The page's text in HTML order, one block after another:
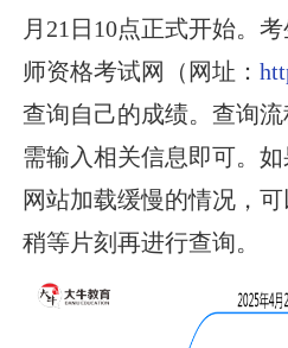
月21日10点正式开始。
师资格考试网（网址：
查询自己的成绩。查询
需输入相关信息即可。
网站加载缓慢的情况，
稍等片刻再进行查询。